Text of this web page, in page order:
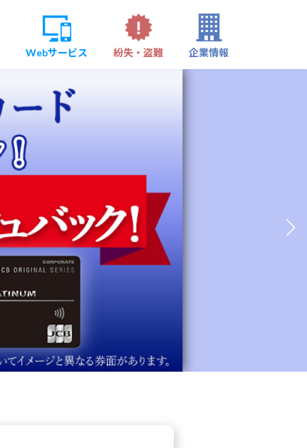
Webサービス 紛失・盗難 企業情報